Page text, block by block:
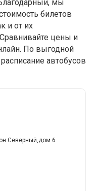
мы
билетов
и от их
цены и
По выгодной
автобусов
Северный,дом 6